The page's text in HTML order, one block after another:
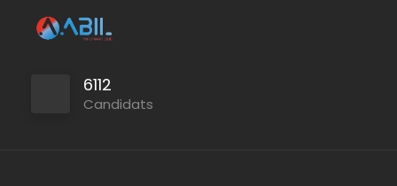
6112
Candidats